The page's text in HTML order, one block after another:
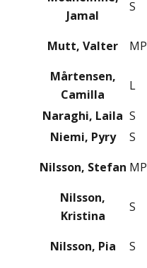
Jamal
S
Mutt, Valter MP
Mårtensen,
Camilla
L
Naraghi, Laila S
Niemi, Pyry
S
Nilsson, Stefan MP
Nilsson,
Kristina
S
Nilsson, Pia S